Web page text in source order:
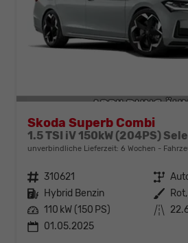
Skoda Superb Combi
1.5 TSI iV 150kW (204PS)
unverbindliche Lieferzeit: 6 Wochen
Fahrzeugnr. 310621 Getriebe
Kraftstoff Hybrid Benzin Außenfarbe
Leistung 110 kW (150 PS) Kilometerstand
01.05.2025